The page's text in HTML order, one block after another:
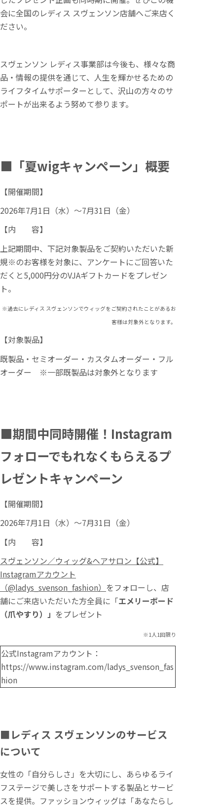
会に全国のレディス スヴェンソン店舗へご来店く
ださい。
スヴェンソン レディス事業部は今後も、様々な商
品・情報の提供を通じて、人生を輝かせるための
ライフタイムサポーターとして、沢山の方々のサ
ポートが出来るよう努めて参ります。
■「夏wigキャンペーン」概要
【開催期間】
2026年7月1日（水）～7月31日（金）
【内 容】
上記期間中、下記対象製品をご契約いただいた新
規※のお客様を対象に、アンケートにご回答いた
だくと5,000円分のVJAギフトカードをプレゼン
ト。
※過去にレディス スヴェンソンでウィッグをご契約されたことがあるお
客様は対象外となります。
【対象製品】
既製品・セミオーダー・カスタムオーダー・フル
オーダー ※一部既製品は対象外となります
■期間中同時開催！Instagram
フォローでもれなくもらえるプ
レゼントキャンペーン
【開催期間】
2026年7月1日（水）～7月31日（金）
【内 容】
スヴェンソン／ウィッグ&ヘアサロン【公式】
Instagramアカウント
（@ladys_svenson_fashion） をフォローし、店
舗にご来店いただいた方全員に「エメリーボード
（爪やすり）」 をプレゼント
※1人1回限り
公式Instagramアカウント：
https://www.instagram.com/ladys_svenson_fas
hion
■ レディス スヴェンソンのサービス
について
女性の「自分らしさ」を大切にし、あらゆるライ
フステージで美しさをサポートする製品とサービ
スを提供。ファッションウィッグは「あなたらし